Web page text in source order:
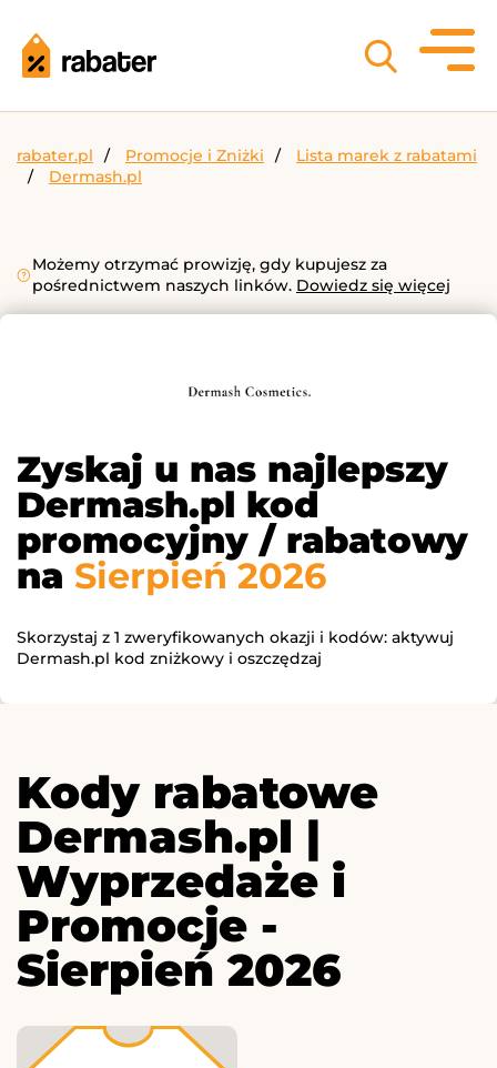
rabater.pl Promocje i Zniżki
Lista marek z rabatami
Dermash.pl
Możemy otrzymać prowizję, gdy kupujesz za
pośrednictwem naszych linków. Dowiedz się więcej
Zyskaj u nas najlepszy
Dermash.pl kod
promocyjny / rabatowy
na Sierpień 2026
Skorzystaj z 1 zweryfikowanych okazji i kodów: aktywuj
Dermash.pl kod zniżkowy i oszczędzaj
Kody rabatowe
Dermash.pl |
Wyprzedaże i
Promocje -
Sierpień 2026